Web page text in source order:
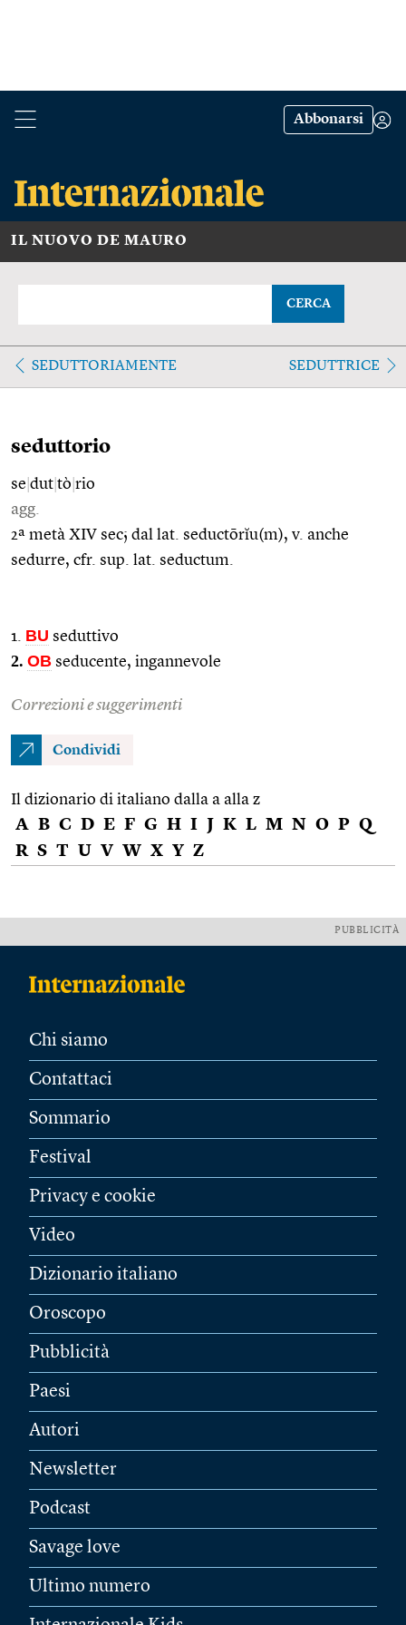
Abbonarsi
IL NUOVO DE MAURO
CERCA
SEDUTTORIAMENTE SEDUTTRICE
seduttorio
se dut tò rio
agg.
2ª metà XIV sec; dal lat. seductōrĭu(m), v. anche
sedurre, cfr. sup. lat. seductum.
1. BU seduttivo
2. OB seducente, ingannevole
Correzioni e suggerimenti
Condividi
Il dizionario di italiano dalla a alla z
A B C D E F G H I J K L M N O P Q
R S T U V W X Y Z
PUBBLICITÀ
Chi siamo
Contattaci
Sommario
Festival
Privacy e cookie
Video
Dizionario italiano
Oroscopo
Pubblicità
Paesi
Autori
Newsletter
Podcast
Savage love
Ultimo numero